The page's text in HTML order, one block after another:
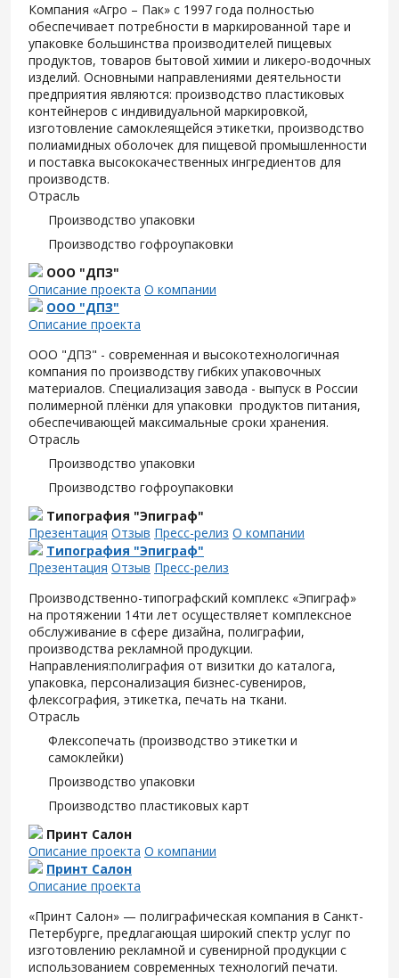
Компания «Агро – Пак» с 1997 года полностью
обеспечивает потребности в маркированной таре и
упаковке большинства производителей пищевых
продуктов, товаров бытовой химии и ликеро-водочных
изделий. Основными направлениями деятельности
предприятия являются: производство пластиковых
контейнеров с индивидуальной маркировкой,
изготовление самоклеящейся этикетки, производство
полиамидных оболочек для пищевой промышленности
и поставка высококачественных ингредиентов для
производств.
Отрасль
Производство упаковки
Производство гофроупаковки
ООО "ДПЗ"
Описание проекта О компании
ООО "ДПЗ"
Описание проекта
ООО "ДПЗ" - современная и высокотехнологичная
компания по производству гибких упаковочных
материалов. Специализация завода - выпуск в России
полимерной плёнки для упаковки продуктов питания,
обеспечивающей максимальные сроки хранения.
Отрасль
Производство упаковки
Производство гофроупаковки
Типография "Эпиграф"
Презентация Отзыв Пресс-релиз О компании
Типография "Эпиграф"
Презентация Отзыв Пресс-релиз
Производственно-типографский комплекс «Эпиграф»
на протяжении 14ти лет осуществляет комплексное
обслуживание в сфере дизайна, полиграфии,
производства рекламной продукции.
Направления:полиграфия от визитки до каталога,
упаковка, персонализация бизнес-сувениров,
флексография, этикетка, печать на ткани.
Отрасль
Флексопечать (производство этикетки и
самоклейки)
Производство упаковки
Производство пластиковых карт
Принт Салон
Описание проекта О компании
Принт Салон
Описание проекта
«Принт Салон» — полиграфическая компания в Санкт-
Петербурге, предлагающая широкий спектр услуг по
изготовлению рекламной и сувенирной продукции с
использованием современных технологий печати.